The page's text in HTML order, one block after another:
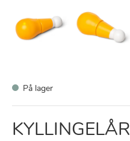
På lager
KYLLINGELÅR